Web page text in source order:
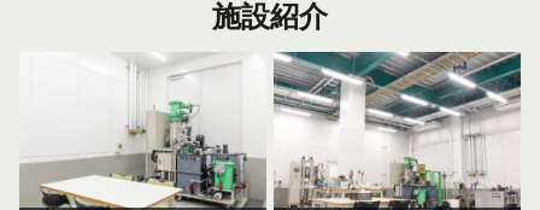
施設紹介